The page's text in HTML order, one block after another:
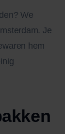
We
Je
hem